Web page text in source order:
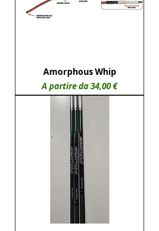
Amorphous Whip
A partire da34,00 €
Prezzo scontato